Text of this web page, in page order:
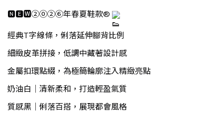
🅽🅴🆆②⓪②⑥年春夏鞋款®
經典T字線條，俐落延伸腳背比例
細緻皮革拼接，低調中藏著設計感
金屬扣環點綴，為極簡輪廓注入精緻亮點
奶油白｜清新柔和，打造輕盈氣質
質感黑｜俐落百搭，展現都會風格